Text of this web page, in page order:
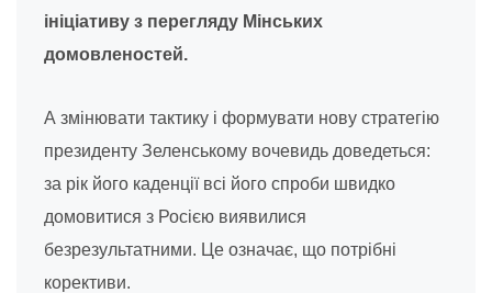
ініціативу з перегляду Мінських
домовленостей.
А змінювати тактику і формувати нову стратегію
президенту Зеленському вочевидь доведеться:
за рік його каденції всі його спроби швидко
домовитися з Росією виявилися
безрезультатними. Це означає, що потрібні
корективи.